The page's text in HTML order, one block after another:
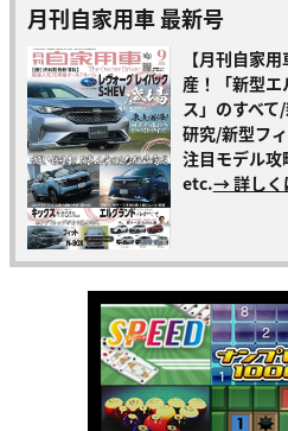
月刊自家用車 最新号
【月刊自家
産！「新型
ス」のすべ
研究/新型フ
注目モデル
etc.→ 詳しく